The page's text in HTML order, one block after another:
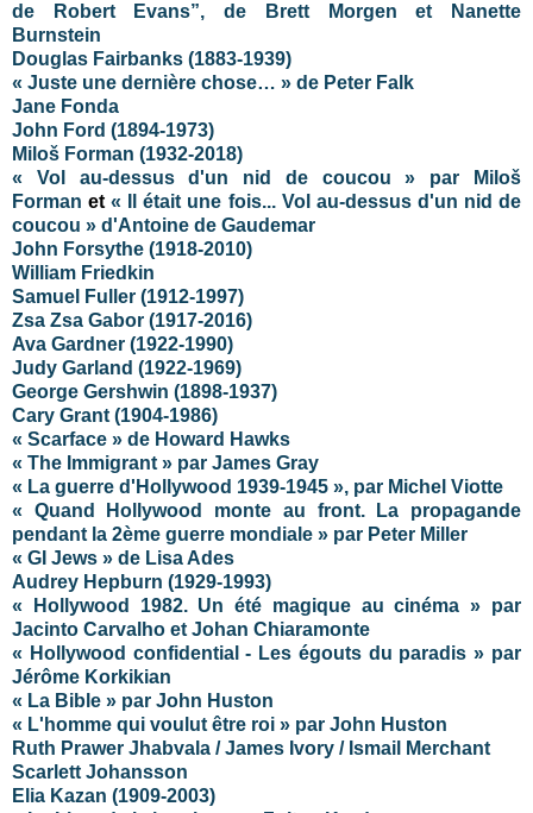
de Robert Evans”, de Brett Morgen et Nanette
Burnstein
Douglas Fairbanks (1883-1939)
« Juste une dernière chose… » de Peter Falk
Jane Fonda
John Ford (1894-1973)
Miloš Forman (1932-2018)
« Vol au-dessus d'un nid de coucou » par Miloš
Forman et« Il était une fois... Vol au-dessus d'un nid de
coucou » d'Antoine de Gaudemar
John Forsythe (1918-2010)
William Friedkin
Samuel Fuller (1912-1997)
Zsa Zsa Gabor (1917-2016)
Ava Gardner (1922-1990)
Judy Garland (1922-1969)
George Gershwin (1898-1937)
Cary Grant (1904-1986)
« Scarface » de Howard Hawks
« The Immigrant » par James Gray
« La guerre d'Hollywood 1939-1945 », par Michel Viotte
« Quand Hollywood monte au front. La propagande
pendant la 2ème guerre mondiale » par Peter Miller
« GI Jews » de Lisa Ades
Audrey Hepburn (1929-1993)
« Hollywood 1982. Un été magique au cinéma » par
Jacinto Carvalho et Johan Chiaramonte
« Hollywood confidential - Les égouts du paradis » par
Jérôme Korkikian
« La Bible » par John Huston
« L'homme qui voulut être roi » par John Huston
Ruth Prawer Jhabvala / James Ivory / Ismail Merchant
Scarlett Johansson
Elia Kazan (1909-2003)